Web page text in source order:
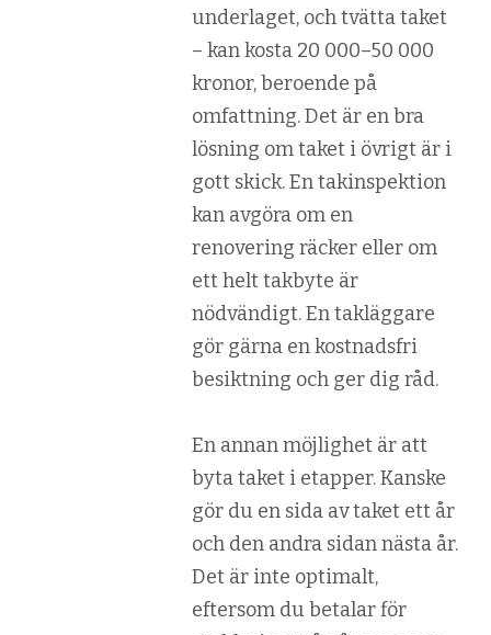
underlaget, och tvätta taket
– kan kosta 20 000–50 000
kronor, beroende på
omfattning. Det är en bra
lösning om taket i övrigt är i
gott skick. En takinspektion
kan avgöra om en
renovering räcker eller om
ett helt takbyte är
nödvändigt. En takläggare
gör gärna en kostnadsfri
besiktning och ger dig råd.
En annan möjlighet är att
byta taket i etapper. Kanske
gör du en sida av taket ett år
och den andra sidan nästa år.
Det är inte optimalt,
eftersom du betalar för